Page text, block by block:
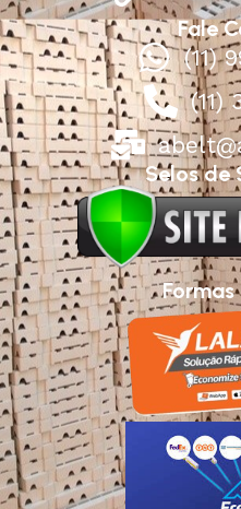
Fale
(11)
(11)
Selos de